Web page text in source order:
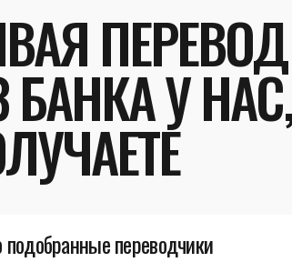
ПЕРЕВОД
БАНКА У
переводчики